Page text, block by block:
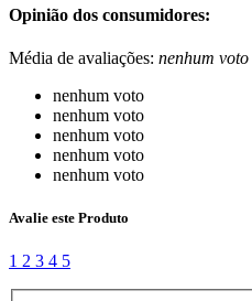
Opinião dos consumidores:
Média de avaliações: nenhum voto
nenhum voto
nenhum voto
nenhum voto
nenhum voto
nenhum voto
Avalie este Produto
1 2 3 4 5